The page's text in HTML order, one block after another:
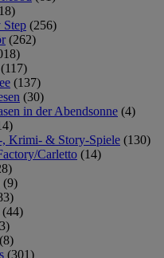
Step (256)
(262)
(117)
(137)
(30)
in der Abendsonne (4)
, Krimi- & Story-Spiele (130)
Carletto (14)
(9)
(44)
(8)
(301)